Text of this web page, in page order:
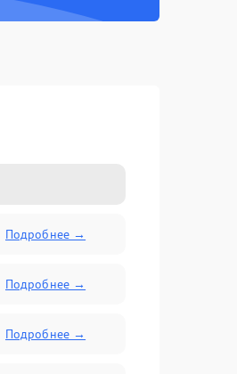
Подробнее →
Подробнее →
Подробнее →